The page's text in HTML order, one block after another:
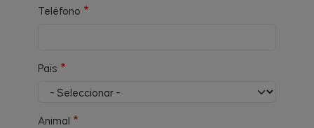
Teléfono
País
Animal